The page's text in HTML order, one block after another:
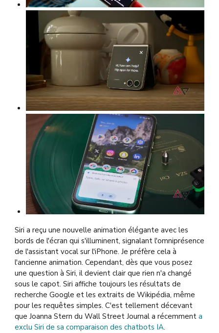
Siri a reçu une nouvelle animation élégante avec les
bords de l'écran qui s'illuminent, signalant l'omniprésence
de l'assistant vocal sur l'iPhone. Je préfère cela à
l'ancienne animation. Cependant, dès que vous posez
une question à Siri, il devient clair que rien n'a changé
sous le capot. Siri affiche toujours les résultats de
recherche Google et les extraits de Wikipédia, même
pour les requêtes simples. C'est tellement décevant
que Joanna Stern du Wall Street Journal a récemment a
exclu Siri de sa comparaison des chatbots IA.